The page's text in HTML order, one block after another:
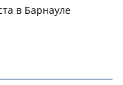
в Барнауле